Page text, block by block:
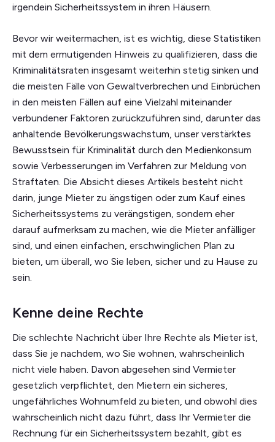
irgendein Sicherheitssystem in ihren Häusern.
Bevor wir weitermachen, ist es wichtig, diese Statistiken
mit dem ermutigenden Hinweis zu qualifizieren, dass die
Kriminalitätsraten insgesamt weiterhin stetig sinken und
die meisten Fälle von Gewaltverbrechen und Einbrüchen
in den meisten Fällen auf eine Vielzahl miteinander
verbundener Faktoren zurückzuführen sind, darunter das
anhaltende Bevölkerungswachstum, unser verstärktes
Bewusstsein für Kriminalität durch den Medienkonsum
sowie Verbesserungen im Verfahren zur Meldung von
Straftaten. Die Absicht dieses Artikels besteht nicht
darin, junge Mieter zu ängstigen oder zum Kauf eines
Sicherheitssystems zu verängstigen, sondern eher
darauf aufmerksam zu machen, wie die Mieter anfälliger
sind, und einen einfachen, erschwinglichen Plan zu
bieten, um überall, wo Sie leben, sicher und zu Hause zu
sein.
Kenne deine Rechte
Die schlechte Nachricht über Ihre Rechte als Mieter ist,
dass Sie je nachdem, wo Sie wohnen, wahrscheinlich
nicht viele haben. Davon abgesehen sind Vermieter
gesetzlich verpflichtet, den Mietern ein sicheres,
ungefährliches Wohnumfeld zu bieten, und obwohl dies
wahrscheinlich nicht dazu führt, dass Ihr Vermieter die
Rechnung für ein Sicherheitssystem bezahlt, gibt es